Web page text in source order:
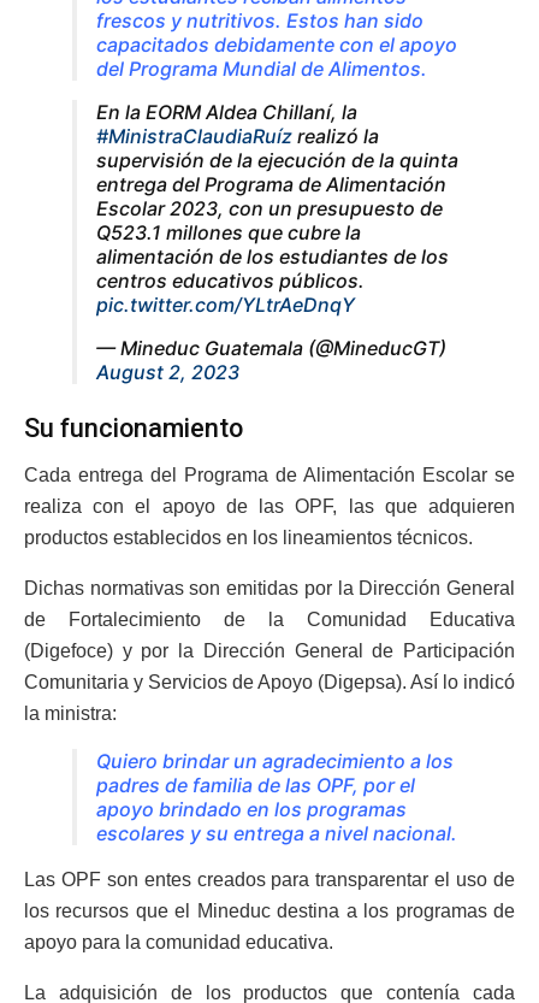
frescos y nutritivos. Estos han sido
capacitados debidamente con el apoyo
del Programa Mundial de Alimentos.
En la EORM Aldea Chillaní, la
#MinistraClaudiaRuíz realizó la
supervisión de la ejecución de la quinta
entrega del Programa de Alimentación
Escolar 2023, con un presupuesto de
Q523.1 millones que cubre la
alimentación de los estudiantes de los
centros educativos públicos.
pic.twitter.com/YLtrAeDnqY
— Mineduc Guatemala (@MineducGT)
August 2, 2023
Su funcionamiento
Cada entrega del Programa de Alimentación Escolar se
realiza con el apoyo de las OPF, las que adquieren
productos establecidos en los lineamientos técnicos.
Dichas normativas son emitidas por la Dirección General
de Fortalecimiento de la Comunidad Educativa
(Digefoce) y por la Dirección General de Participación
Comunitaria y Servicios de Apoyo (Digepsa). Así lo indicó
la ministra:
Quiero brindar un agradecimiento a los
padres de familia de las OPF, por el
apoyo brindado en los programas
escolares y su entrega a nivel nacional.
Las OPF son entes creados para transparentar el uso de
los recursos que el Mineduc destina a los programas de
apoyo para la comunidad educativa.
La adquisición de los productos que contenía cada